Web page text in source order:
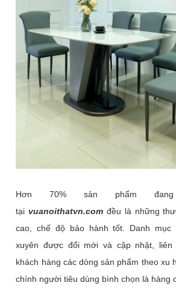
Hơn 70% sản phẩm
tạivuanoithatvn.com đều là những
cao, chế độ bảo hành tốt. Danh mục
xuyên được đổi mới và cập nhật, liên
khách hàng các dòng sản phẩm theo xu
chính người tiêu dùng bình chọn là hàng